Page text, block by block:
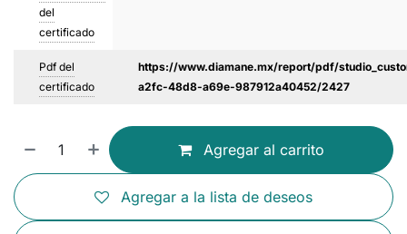
del
certificado
Pdf del
certificado
https://www.diamane.mx/report/pdf/
a2fc-48d8-a69e-987912a40452/2427
Agregar al carrito
Agregar a la lista de deseos